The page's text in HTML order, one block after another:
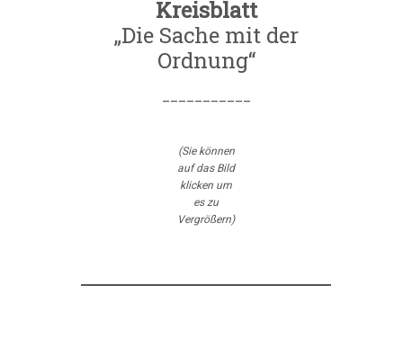
Kreisblatt
„Die Sache mit der
Ordnung“
(Sie können
auf das Bild
klicken um
es zu
Vergrößern)